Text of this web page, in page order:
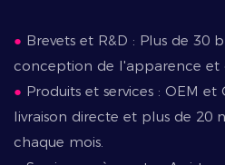
● Brevets et R&D : Plus de 30
conception de l'apparence et
● Produits et services : OEM
livraison directe et plus de 20
chaque mois.